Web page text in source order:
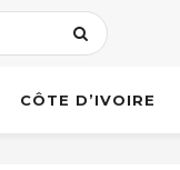
CÔTE D’IVOIRE